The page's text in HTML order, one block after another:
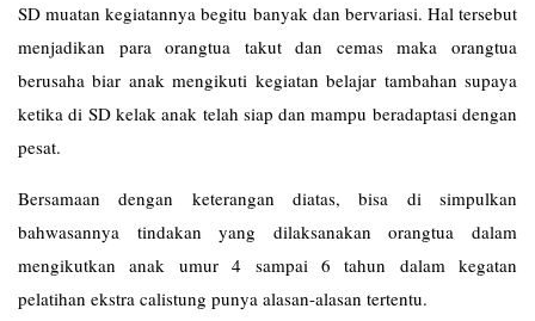
SD muatan kegiatannya begitu banyak dan bervariasi. Hal tersebut
menjadikan para orangtua takut dan cemas maka orangtua
berusaha biar anak mengikuti kegiatan belajar tambahan supaya
ketika di SD kelak anak telah siap dan mampu beradaptasi dengan
pesat.
Bersamaan dengan keterangan diatas, bisa di simpulkan
bahwasannya tindakan yang dilaksanakan orangtua dalam
mengikutkan anak umur 4 sampai 6 tahun dalam kegatan
pelatihan ekstra calistung punya alasan-alasan tertentu.